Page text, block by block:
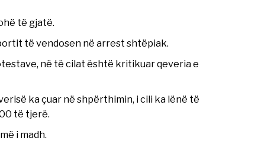
të gjatë.
të vendosen në arrest shtëpiak.
në të cilat është kritikuar qeveria e
ka çuar në shpërthimin, i cili ka lënë të
të tjerë.
i madh.